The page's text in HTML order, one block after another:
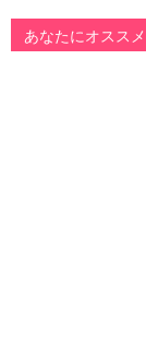
あなたにオスス